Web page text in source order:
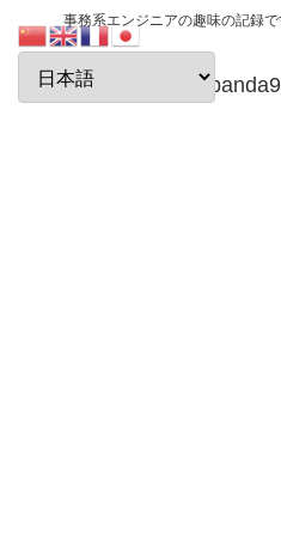
事務系エンジニアの趣味の記録